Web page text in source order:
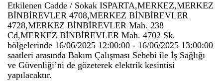
Etkilenen Cadde / Sokak ISPARTA,MERKEZ,MERKEZ
BİNBİREVLER 4708,MERKEZ BİNBİREVLER
4728,MERKEZ BİNBİREVLER Mah. 238
Cd,MERKEZ BİNBİREVLER Mah. 4702 Sk.
bölgelerinde 16/06/2025 12:00:00 - 16/06/2025 13:00:00
saatleri arasında Bakım Çalışması Sebebi ile İş Sağlığı
ve Güvenliği’ni de gözeterek elektrik kesintisi
yapılacaktır.